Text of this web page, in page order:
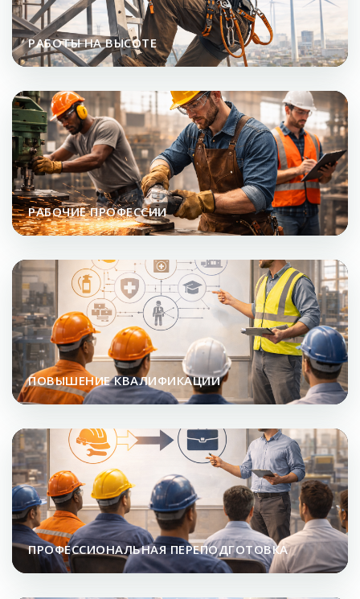
РАБОТЫ НА ВЫСОТЕ
РАБОЧИЕ ПРОФЕССИИ
ПОВЫШЕНИЕ КВАЛИФИКАЦИИ
ПРОФЕССИОНАЛЬНАЯ ПЕРЕПОДГОТОВКА